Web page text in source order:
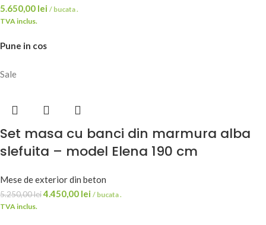
5.650,00 lei / bucata .
TVA inclus.
Pune in cos
Sale
Set masa cu banci din marmura alba
slefuita – model Elena 190 cm
Mese de exterior din beton
5.250,00lei4.450,00 lei / bucata .
TVA inclus.